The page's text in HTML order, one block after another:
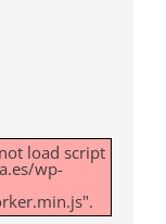
load script
wp-